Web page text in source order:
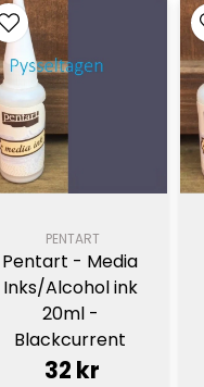
PENTART
Pentart - Media
Inks/Alcohol ink
20ml -
Blackcurrent
32 kr